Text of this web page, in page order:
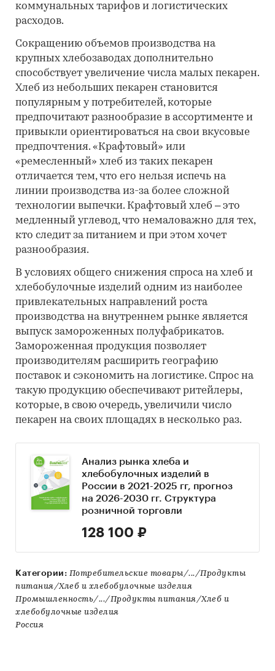
коммунальных тарифов и логистических
расходов.
Сокращению объемов производства на
крупных хлебозаводах дополнительно
способствует увеличение числа малых пекарен.
Хлеб из небольших пекарен становится
популярным у потребителей, которые
предпочитают разнообразие в ассортименте и
привыкли ориентироваться на свои вкусовые
предпочтения. «Крафтовый» или
«ремесленный» хлеб из таких пекарен
отличается тем, что его нельзя испечь на
линии производства из-за более сложной
технологии выпечки. Крафтовый хлеб – это
медленный углевод, что немаловажно для тех,
кто следит за питанием и при этом хочет
разнообразия.
В условиях общего снижения спроса на хлеб и
хлебобулочные изделий одним из наиболее
привлекательных направлений роста
производства на внутреннем рынке является
выпуск замороженных полуфабрикатов.
Замороженная продукция позволяет
производителям расширить географию
поставок и сэкономить на логистике. Спрос на
такую продукцию обеспечивают ритейлеры,
которые, в свою очередь, увеличили число
пекарен на своих площадях в несколько раз.
Анализ рынка хлеба и
хлебобулочных изделий в
России в 2021-2025 гг, прогноз
на 2026-2030 гг. Структура
розничной торговли
128 100 ₽
Категории: Потребительские товары/.../Продукты
питания/Хлеб и хлебобулочные изделия
Промышленность/.../Продукты питания/Хлеб и
хлебобулочные изделия
Россия